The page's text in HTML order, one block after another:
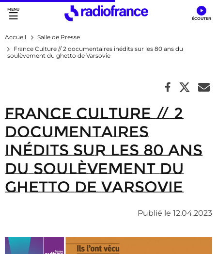
Accès direct :
Menu principal
Contenu
Accueil
Salle de Presse
France Culture // 2 documentaires inédits sur les 80 ans du
soulèvement du ghetto de Varsovie
France Culture // 2
documentaires
inédits sur les 80 ans
du soulèvement du
ghetto de Varsovie
Publié le 12.04.2023